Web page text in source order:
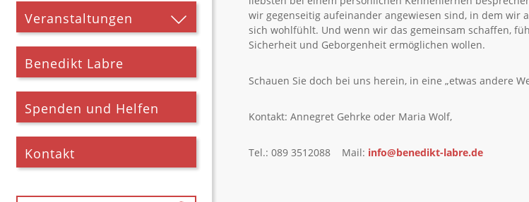
Veranstaltungen
Benedikt Labre
Spenden und Helfen
Kontakt
wir gegenseitig aufeinander angewiesen sind, in dem wir
sich wohlfühlt. Und wenn wir das gemeinsam schaffen,
Sicherheit und Geborgenheit ermöglichen wollen.
Schauen Sie doch bei uns herein, in eine „etwas andere
Kontakt: Annegret Gehrke oder Maria Wolf,
Tel.: 089 3512088 Mail: info@benedikt-labre.de